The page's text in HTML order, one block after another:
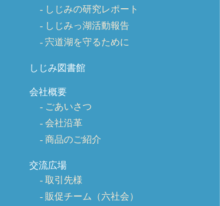
しじみの研究レポート
しじみっ湖活動報告
宍道湖を守るために
しじみ図書館
会社概要
ごあいさつ
会社沿革
商品のご紹介
交流広場
取引先様
販促チーム（六社会）